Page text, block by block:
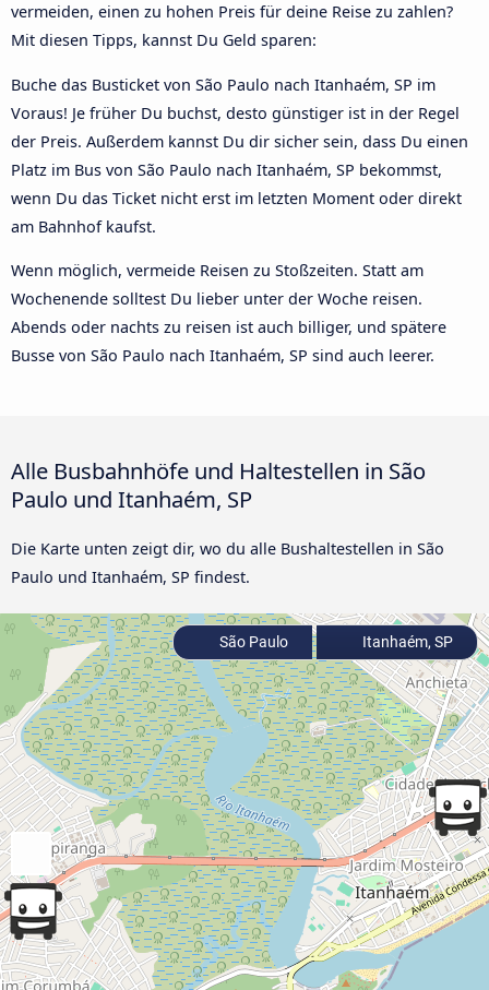
vermeiden, einen zu hohen Preis für deine Reise zu zahlen?
Mit diesen Tipps, kannst Du Geld sparen:
Buche das Busticket von São Paulo nach Itanhaém, SP im
Voraus! Je früher Du buchst, desto günstiger ist in der Regel
der Preis. Außerdem kannst Du dir sicher sein, dass Du einen
Platz im Bus von São Paulo nach Itanhaém, SP bekommst,
wenn Du das Ticket nicht erst im letzten Moment oder direkt
am Bahnhof kaufst.
Wenn möglich, vermeide Reisen zu Stoßzeiten. Statt am
Wochenende solltest Du lieber unter der Woche reisen.
Abends oder nachts zu reisen ist auch billiger, und spätere
Busse von São Paulo nach Itanhaém, SP sind auch leerer.
Alle Busbahnhöfe und Haltestellen in São
Paulo und Itanhaém, SP
Die Karte unten zeigt dir, wo du alle Bushaltestellen in São
Paulo und Itanhaém, SP findest.
São Paulo Itanhaém, SP